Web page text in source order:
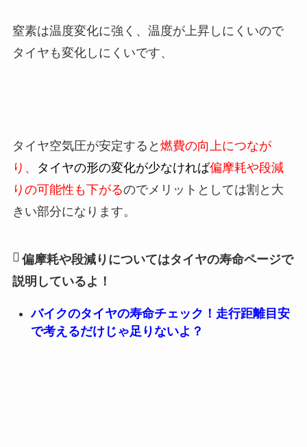
窒素は温度変化に強く、温度が上昇しにくいので
タイヤも変化しにくいです、
タイヤ空気圧が安定すると 燃費の向上につなが
り、
タイヤの形の変化が少なければ偏摩耗や段減
りの可能性も下がるのでメリットとしては割と大
きい部分になります。
偏摩耗や段減りについてはタイヤの寿命ページで
説明しているよ！
バイクのタイヤの寿命チェック！走行距離目安
で考えるだけじゃ足りないよ？